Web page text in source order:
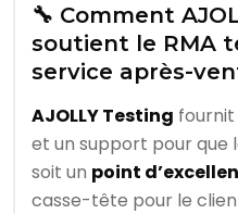
🔧 Comment
soutient le RMA
service après-
AJOLLY Testing fournit
et un support pour
soit un point
casse-tête pour le